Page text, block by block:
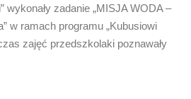
wykonały zadanie „MISJA WODA –
w ramach programu „Kubusiowi
zajęć przedszkolaki poznawały